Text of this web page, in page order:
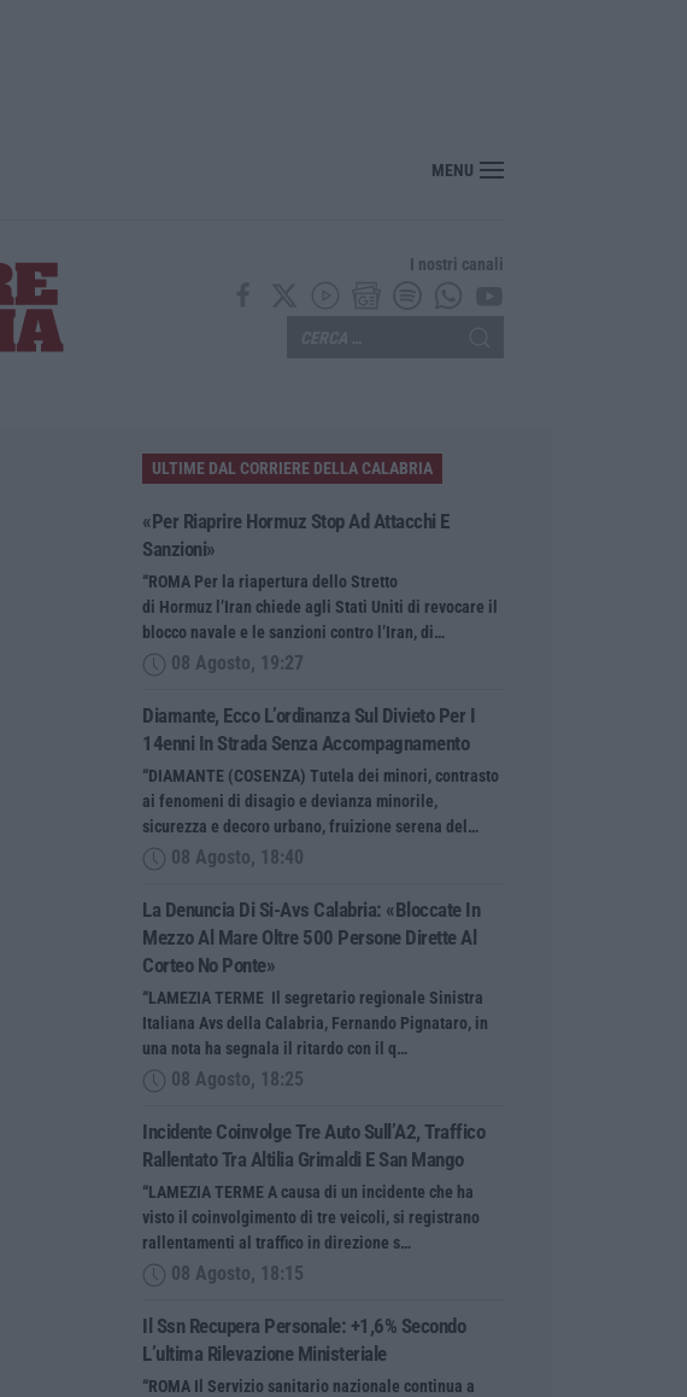
MENU
I nostri canali
ULTIME DAL CORRIERE DELLA CALABRIA
«Per Riaprire Hormuz Stop Ad Attacchi E
Sanzioni»
“ROMA Per la riapertura dello Stretto
di Hormuz l’Iran chiede agli Stati Uniti di revocare il
blocco navale e le sanzioni contro l’Iran, di…
08 Agosto, 19:27
Diamante, Ecco L’ordinanza Sul Divieto Per I
14enni In Strada Senza Accompagnamento
“DIAMANTE (COSENZA) Tutela dei minori, contrasto
ai fenomeni di disagio e devianza minorile,
sicurezza e decoro urbano, fruizione serena del…
08 Agosto, 18:40
La Denuncia Di Si-Avs Calabria: «Bloccate In
Mezzo Al Mare Oltre 500 Persone Dirette Al
Corteo No Ponte»
“LAMEZIA TERME Il segretario regionale Sinistra
Italiana Avs della Calabria, Fernando Pignataro, in
una nota ha segnala il ritardo con il q…
08 Agosto, 18:25
Incidente Coinvolge Tre Auto Sull’A2, Traffico
Rallentato Tra Altilia Grimaldi E San Mango
“LAMEZIA TERME A causa di un incidente che ha
visto il coinvolgimento di tre veicoli, si registrano
rallentamenti al traffico in direzione s…
08 Agosto, 18:15
Il Ssn Recupera Personale: +1,6% Secondo
L’ultima Rilevazione Ministeriale
“ROMA Il Servizio sanitario nazionale continua a